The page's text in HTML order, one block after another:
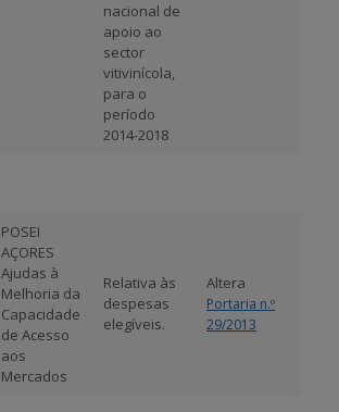
nacional de
apoio ao
sector
vitivinícola,
para o
período
2014-2018
POSEI
AÇORES
Ajudas à
Melhoria da
Capacidade
de Acesso
aos
Mercados
Relativa às
despesas
elegíveis.
Altera
Portaria n.º
29/2013